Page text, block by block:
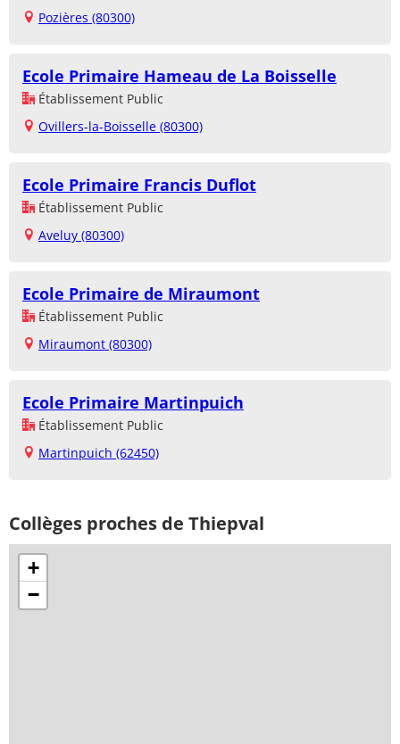
Pozières (80300)
Ecole Primaire Hameau de La Boisselle
Établissement Public
Ovillers-la-Boisselle (80300)
Ecole Primaire Francis Duflot
Établissement Public
Aveluy (80300)
Ecole Primaire de Miraumont
Établissement Public
Miraumont (80300)
Ecole Primaire Martinpuich
Établissement Public
Martinpuich (62450)
Collèges proches de Thiepval
+
−